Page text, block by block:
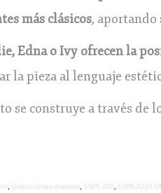
más clásicos,
Edna o Ivy ofrecen la
la pieza al lenguaje
se construye a través de
Colecciones espejos ESPEJOS